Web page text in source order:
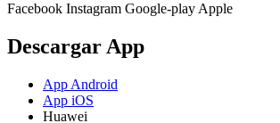
Facebook Instagram Google-play Apple
Descargar App
App Android
App iOS
Huawei